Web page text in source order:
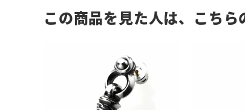
この商品を見た人は、こち